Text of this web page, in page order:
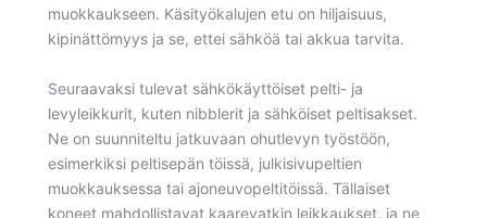
muokkaukseen. Käsityökalujen etu on hiljaisuus,
kipinättömyys ja se, ettei sähköä tai akkua tarvita.
Seuraavaksi tulevat sähkökäyttöiset pelti- ja
levyleikkurit, kuten nibblerit ja sähköiset pelti­sakset.
Ne on suunniteltu jatkuvaan ohutlevyn työstöön,
esimerkiksi peltisepän töissä, julkisivupeltien
muokkauksessa tai ajoneuvopeltitöissä. Tällaiset
koneet mahdollistavat kaarevatkin leikkaukset, ja ne